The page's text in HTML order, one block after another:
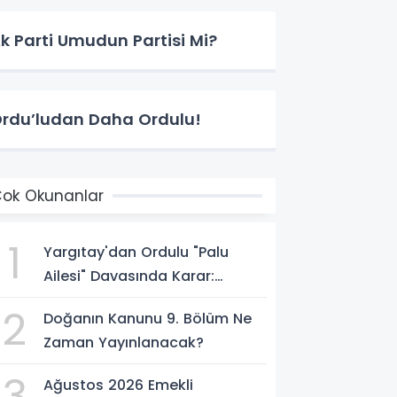
Parti Umudun Partisi Mi?
Daha Ordulu!
Okunanlar
1
Yargıtay'dan Ordulu "Palu
Ailesi" Davasında Karar:
2
Doğanın Kanunu 9. Bölüm Ne
Zaman Yayınlanacak?
Ağustos 2026 Emekli